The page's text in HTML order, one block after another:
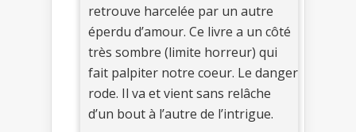
retrouve harcelée par un autre
éperdu d’amour. Ce livre a un côté
très sombre (limite horreur) qui
fait palpiter notre coeur. Le danger
rode. Il va et vient sans relâche
d’un bout à l’autre de l’intrigue.